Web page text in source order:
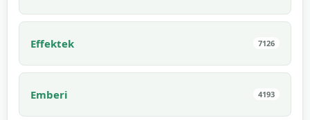
Effektek 7126
Emberi 4193